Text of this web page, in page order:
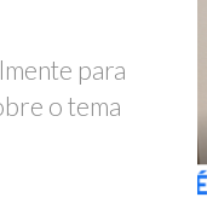
para
o tema